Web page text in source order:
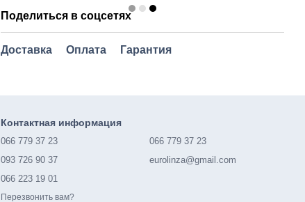
Поделиться в соцсетях
Доставка Оплата Гарантия
Контактная информация
066 779 37 23
093 726 90 37
066 223 19 01
Перезвонить вам?
066 779 37 23
eurolinza@gmail.com